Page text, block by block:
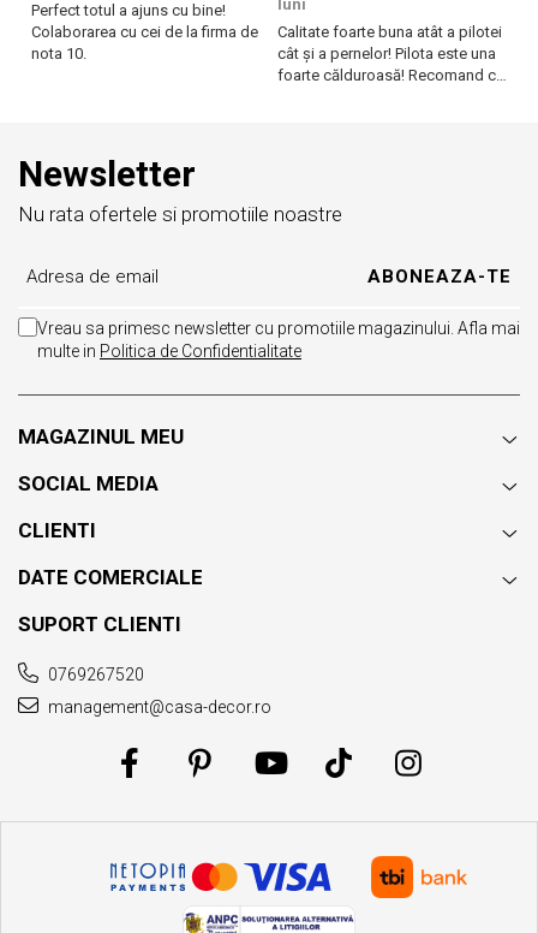
Aspiratorul nu se foloseste pentru a curata pilotele, exista
riscul ca acestea sa se deterioreze
Nu recomandam folosirea sau depozitarea produselor
Certificare Oeko-tex Standard 100, pentru absenta
substantelor periculoase
prietenoasa cu pielea si alte materiale textile. In acest fel, eticheta de
cand achizitionati produse textile.
Increderea in textile – un sinonim international pentru productia de
textile responsabil – de la materia prima la produsul finit pe rafturile
Perfect totul a ajuns cu bine!
Colaborarea cu cei de la firma de
nota 10.
luni
Calitate foarte buna atât a pilotei
cât și a pernelor! Pilota este una
foarte călduroasă! Recomand cu
Newsletter
Nu rata ofertele si promotiile noastre
Vreau sa primesc newsletter cu promotiile magazinului. Afla mai
multe in Politica de Confidentialitate
MAGAZINUL MEU
SOCIAL MEDIA
CLIENTI
DATE COMERCIALE
SUPORT CLIENTI
0769267520
management@casa-decor.ro